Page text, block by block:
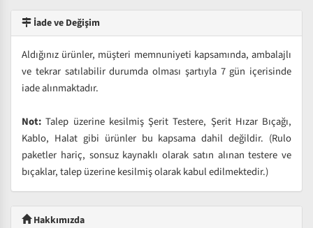
İade ve Değişim
Aldığınız ürünler, müşteri memnuniyeti kapsamında, ambalajlı
ve tekrar satılabilir durumda olması şartıyla 7 gün içerisinde
iade alınmaktadır.
Not: Talep üzerine kesilmiş Şerit Testere, Şerit Hızar Bıçağı,
Kablo, Halat gibi ürünler bu kapsama dahil değildir. (Rulo
paketler hariç, sonsuz kaynaklı olarak satın alınan testere ve
bıçaklar, talep üzerine kesilmiş olarak kabul edilmektedir.)
Hakkımızda